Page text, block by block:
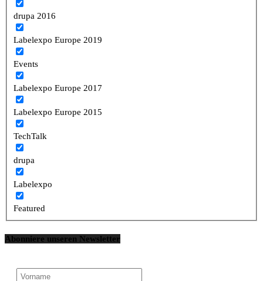
drupa 2016
Labelexpo Europe 2019
Events
Labelexpo Europe 2017
Labelexpo Europe 2015
TechTalk
drupa
Labelexpo
Featured
Abonniere unseren Newsletter